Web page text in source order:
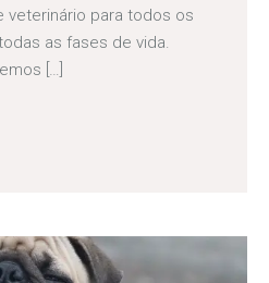
veterinário para todos os
as fases de vida.
[…]